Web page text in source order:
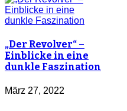
„Der Revolver“ –
Einblicke in eine
dunkle Faszination
März 27, 2022